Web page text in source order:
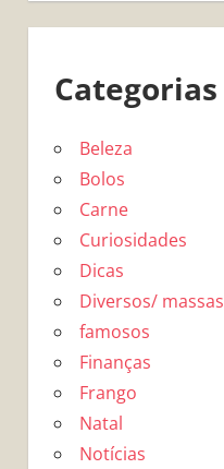
Categorias
Beleza
Bolos
Carne
Curiosidades
Dicas
Diversos/ massas
famosos
Finanças
Frango
Natal
Notícias